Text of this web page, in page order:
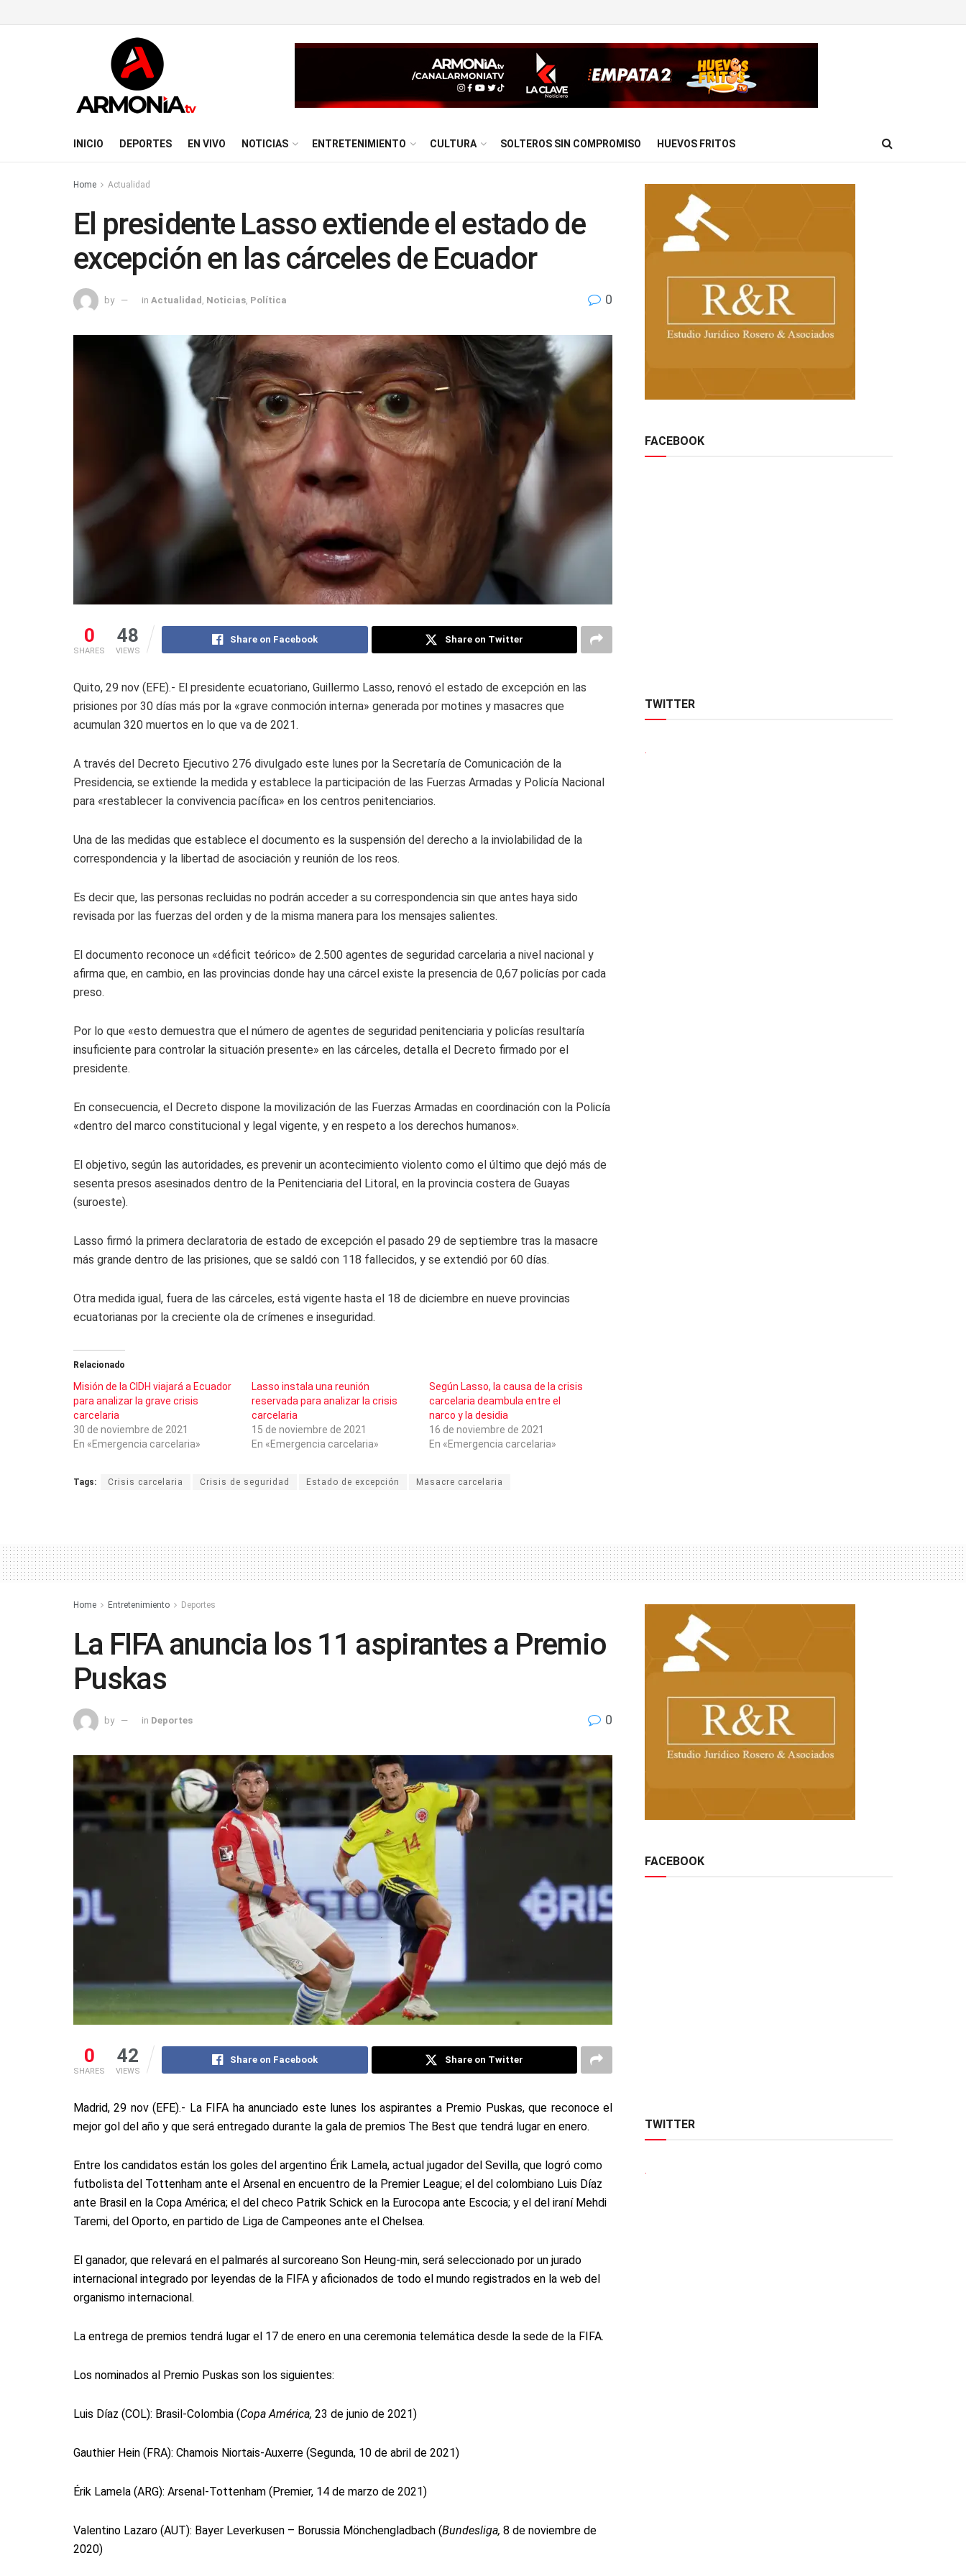
INICIO DEPORTES EN VIVO NOTICIAS ENTRETENIMIENTO CULTURA SOLTEROS SIN COMPROMISO HUEVOS FRITOS
Home Actualidad
El presidente Lasso extiende el estado de
excepción en las cárceles de Ecuador
by in Actualidad Noticias Política 0
0
SHARES
48
VIEWS
Share on Facebook Share on Twitter
Quito, 29 nov (EFE).- El presidente ecuatoriano, Guillermo Lasso, renovó el estado de excepción en las
prisiones por 30 días más por la «grave conmoción interna» generada por motines y masacres que
acumulan 320 muertos en lo que va de 2021.
A través del Decreto Ejecutivo 276 divulgado este lunes por la Secretaría de Comunicación de la
Presidencia, se extiende la medida y establece la participación de las Fuerzas Armadas y Policía Nacional
para «restablecer la convivencia pacífica» en los centros penitenciarios.
Una de las medidas que establece el documento es la suspensión del derecho a la inviolabilidad de la
correspondencia y la libertad de asociación y reunión de los reos.
Es decir que, las personas recluidas no podrán acceder a su correspondencia sin que antes haya sido
revisada por las fuerzas del orden y de la misma manera para los mensajes salientes.
El documento reconoce un «déficit teórico» de 2.500 agentes de seguridad carcelaria a nivel nacional y
afirma que, en cambio, en las provincias donde hay una cárcel existe la presencia de 0,67 policías por cada
preso.
Por lo que «esto demuestra que el número de agentes de seguridad penitenciaria y policías resultaría
insuficiente para controlar la situación presente» en las cárceles, detalla el Decreto firmado por el
presidente.
En consecuencia, el Decreto dispone la movilización de las Fuerzas Armadas en coordinación con la Policía
«dentro del marco constitucional y legal vigente, y en respeto a los derechos humanos».
El objetivo, según las autoridades, es prevenir un acontecimiento violento como el último que dejó más de
sesenta presos asesinados dentro de la Penitenciaria del Litoral, en la provincia costera de Guayas
(suroeste).
Lasso firmó la primera declaratoria de estado de excepción el pasado 29 de septiembre tras la masacre
más grande dentro de las prisiones, que se saldó con 118 fallecidos, y se extendió por 60 días.
Otra medida igual, fuera de las cárceles, está vigente hasta el 18 de diciembre en nueve provincias
ecuatorianas por la creciente ola de crímenes e inseguridad.
Relacionado
Misión de la CIDH viajará a Ecuador
para analizar la grave crisis
carcelaria
30 de noviembre de 2021
En «Emergencia carcelaria»
Lasso instala una reunión
reservada para analizar la crisis
carcelaria
15 de noviembre de 2021
En «Emergencia carcelaria»
Según Lasso, la causa de la crisis
carcelaria deambula entre el
narco y la desidia
16 de noviembre de 2021
En «Emergencia carcelaria»
Tags: Crisis carcelaria Crisis de seguridad Estado de excepción Masacre carcelaria
FACEBOOK
TWITTER
Home Entretenimiento Deportes
La FIFA anuncia los 11 aspirantes a Premio
Puskas
by in Deportes 0
0
SHARES
42
VIEWS
Share on Facebook Share on Twitter
Madrid, 29 nov (EFE).- La FIFA ha anunciado este lunes los aspirantes a Premio Puskas, que reconoce el
mejor gol del año y que será entregado durante la gala de premios The Best que tendrá lugar en enero.
Entre los candidatos están los goles del argentino Érik Lamela, actual jugador del Sevilla, que logró como
futbolista del Tottenham ante el Arsenal en encuentro de la Premier League; el del colombiano Luis Díaz
ante Brasil en la Copa América; el del checo Patrik Schick en la Eurocopa ante Escocia; y el del iraní Mehdi
Taremi, del Oporto, en partido de Liga de Campeones ante el Chelsea.
El ganador, que relevará en el palmarés al surcoreano Son Heung-min, será seleccionado por un jurado
internacional integrado por leyendas de la FIFA y aficionados de todo el mundo registrados en la web del
organismo internacional.
La entrega de premios tendrá lugar el 17 de enero en una ceremonia telemática desde la sede de la FIFA.
Los nominados al Premio Puskas son los siguientes:
Luis Díaz (COL): Brasil-Colombia (Copa América, 23 de junio de 2021)
Gauthier Hein (FRA): Chamois Niortais-Auxerre (Segunda, 10 de abril de 2021)
Érik Lamela (ARG): Arsenal-Tottenham (Premier, 14 de marzo de 2021)
Valentino Lazaro (AUT): Bayer Leverkusen – Borussia Mönchengladbach (Bundesliga, 8 de noviembre de
2020)
FACEBOOK
TWITTER